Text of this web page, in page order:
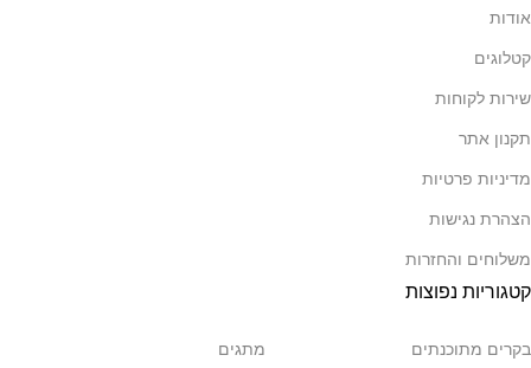
אודות
קטלוגים
שירות לקוחות
תקנון אתר
מדיניות פרטיות
הצהרת נגישות
משלוחים והחזרות
קטגוריות נפוצות
בקרים מתוכנתים מתגים